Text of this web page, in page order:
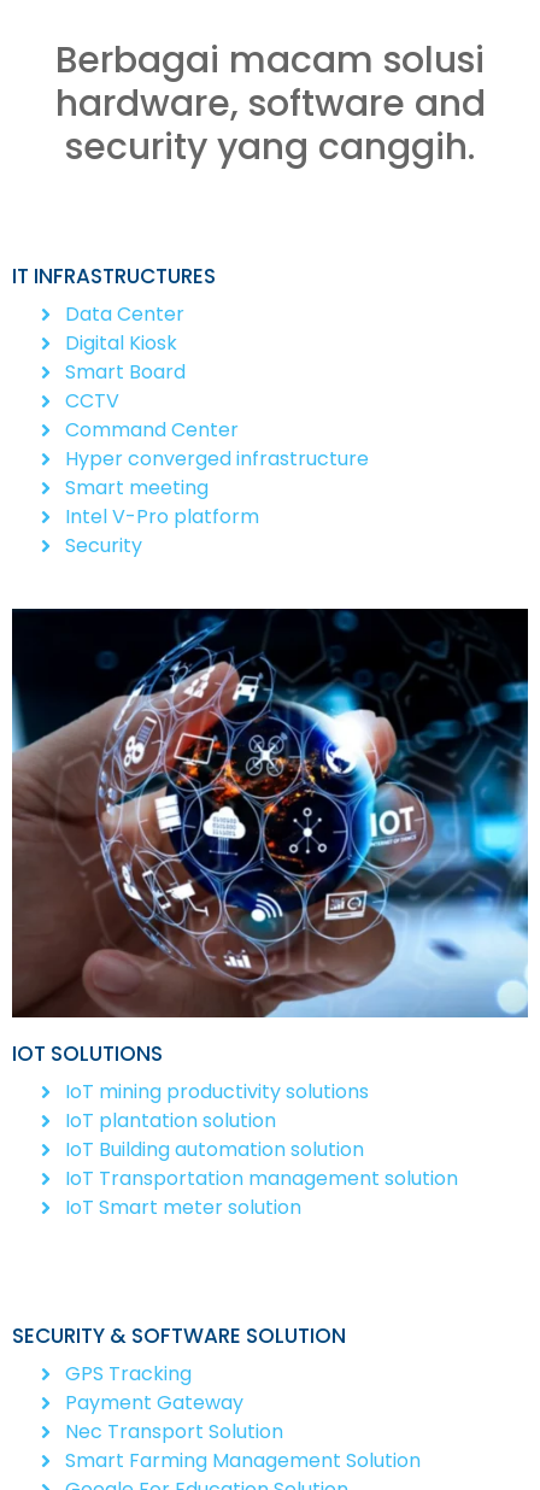
Berbagai macam solusi
hardware, software and
security yang canggih.
IT INFRASTRUCTURES
Data Center
Digital Kiosk
Smart Board
CCTV
Command Center
Hyper converged infrastructure
Smart meeting
Intel V-Pro platform
Security
IOT SOLUTIONS
IoT mining productivity solutions
IoT plantation solution
IoT Building automation solution
IoT Transportation management solution
IoT Smart meter solution
SECURITY & SOFTWARE SOLUTION
GPS Tracking
Payment Gateway
Nec Transport Solution
Smart Farming Management Solution